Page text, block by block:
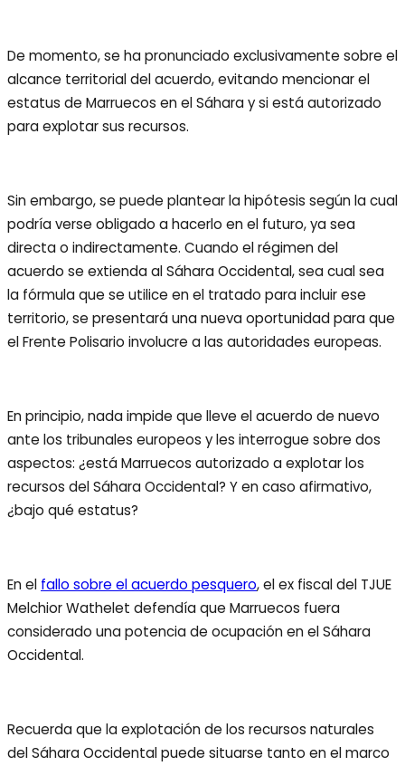
De momento, se ha pronunciado exclusivamente sobre el
alcance territorial del acuerdo, evitando mencionar el
estatus de Marruecos en el Sáhara y si está autorizado
para explotar sus recursos.
Sin embargo, se puede plantear la hipótesis según la cual
podría verse obligado a hacerlo en el futuro, ya sea
directa o indirectamente. Cuando el régimen del
acuerdo se extienda al Sáhara Occidental, sea cual sea
la fórmula que se utilice en el tratado para incluir ese
territorio, se presentará una nueva oportunidad para que
el Frente Polisario involucre a las autoridades europeas.
En principio, nada impide que lleve el acuerdo de nuevo
ante los tribunales europeos y les interrogue sobre dos
aspectos: ¿está Marruecos autorizado a explotar los
recursos del Sáhara Occidental? Y en caso afirmativo,
¿bajo qué estatus?
En el fallo sobre el acuerdo pesquero, el ex fiscal del TJUE
Melchior Wathelet defendía que Marruecos fuera
considerado una potencia de ocupación en el Sáhara
Occidental.
Recuerda que la explotación de los recursos naturales
del Sáhara Occidental puede situarse tanto en el marco